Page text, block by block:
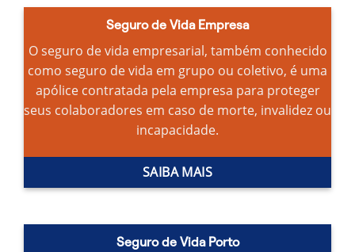
Seguro de Vida Empresa
O seguro de vida empresarial, também conhecido
como seguro de vida em grupo ou coletivo, é uma
apólice contratada pela empresa para proteger
seus colaboradores em caso de morte, invalidez ou
incapacidade.
SAIBA MAIS
Seguro de Vida Porto